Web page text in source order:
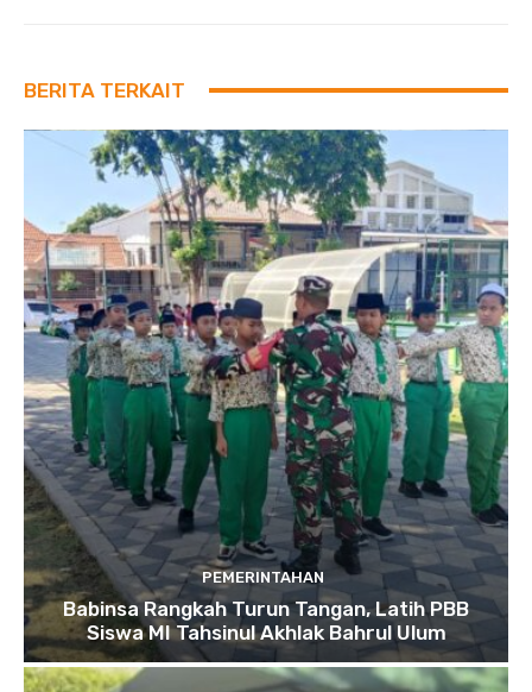
BERITA TERKAIT
PEMERINTAHAN
Babinsa Rangkah Turun Tangan, Latih PBB
Siswa MI Tahsinul Akhlak Bahrul Ulum